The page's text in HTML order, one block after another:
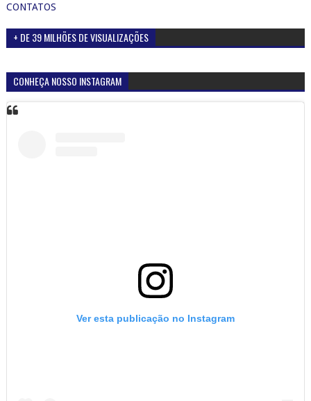
CONTATOS
+ DE 39 MILHÕES DE VISUALIZAÇÕES
CONHEÇA NOSSO INSTAGRAM
Ver esta publicação no Instagram